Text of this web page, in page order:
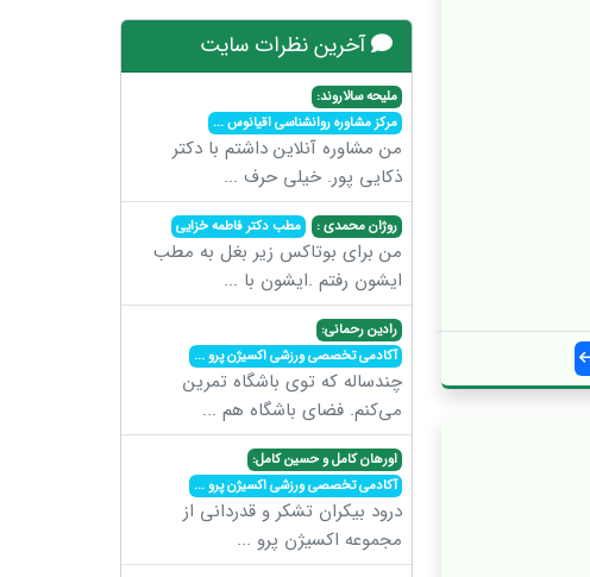
آخرین نظرات سایت
ملیحه سالاروند:
مرکز مشاوره روانشناسی اقیانوس...
من مشاوره آنلاین داشتم با دکتر
ذکایی پور. خیلی حرف ...
روژان محمدی : مطب دکتر فاطمه خزایی
من برای بوتاکس زیر بغل به مطب
ایشون رفتم .ایشون با ...
رادین رحمانی:
آکادمی تخصصی ورزشی اکسیژن پرو...
چندساله که توی باشگاه تمرین
می‌کنم. فضای باشگاه هم ...
اورهان کامل و حسین کامل:
آکادمی تخصصی ورزشی اکسیژن پرو...
درود بیکران تشکر و قدردانی از
مجموعه اکسیژن پرو ...